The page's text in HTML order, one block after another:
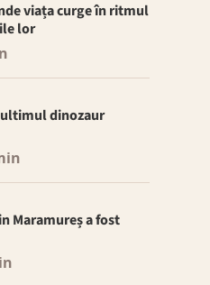
viața curge în ritmul
lor
ultimul dinozaur
Maramureș a fost